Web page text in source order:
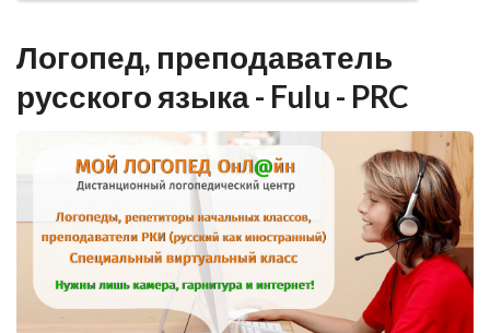
Логопед, преподаватель
русского языка - Fulu - PRC